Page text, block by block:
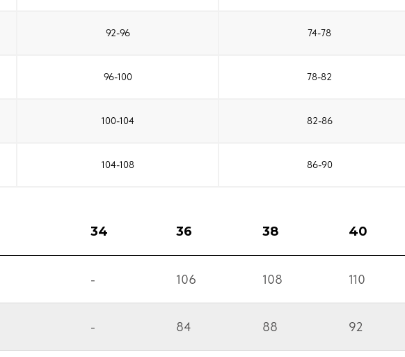
92-96 74-78
96-100 78-82
100-104 82-86
104-108 86-90
34 36 38 40
- 106 108 110
- 84 88 92